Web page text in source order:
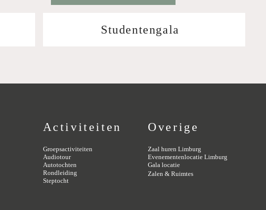
Studentengala
Activiteiten
Groepsactiviteiten
Audiotour
Autotochten
Rondleiding
Steptocht
Overige
Zaal huren Limburg
Evenementenlocatie Limburg
Gala locatie
Zalen & Ruimtes